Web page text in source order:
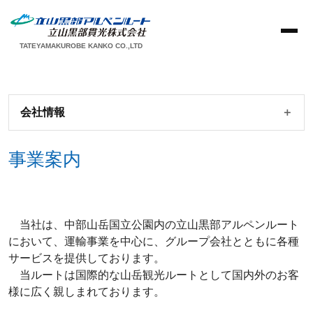
TATEYAMAKUROBE KANKO CO.,LTD
会社情報
事業案内
当社は、中部山岳国立公園内の立山黒部アルペンルート
において、運輸事業を中心に、グループ会社とともに各種
サービスを提供しております。
当ルートは国際的な山岳観光ルートとして国内外のお客
様に広く親しまれております。